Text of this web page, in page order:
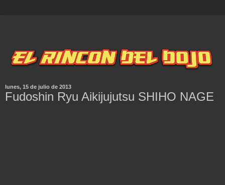
lunes, 15 de julio de 2013
Fudoshin Ryu Aikijujutsu SHIHO NAGE